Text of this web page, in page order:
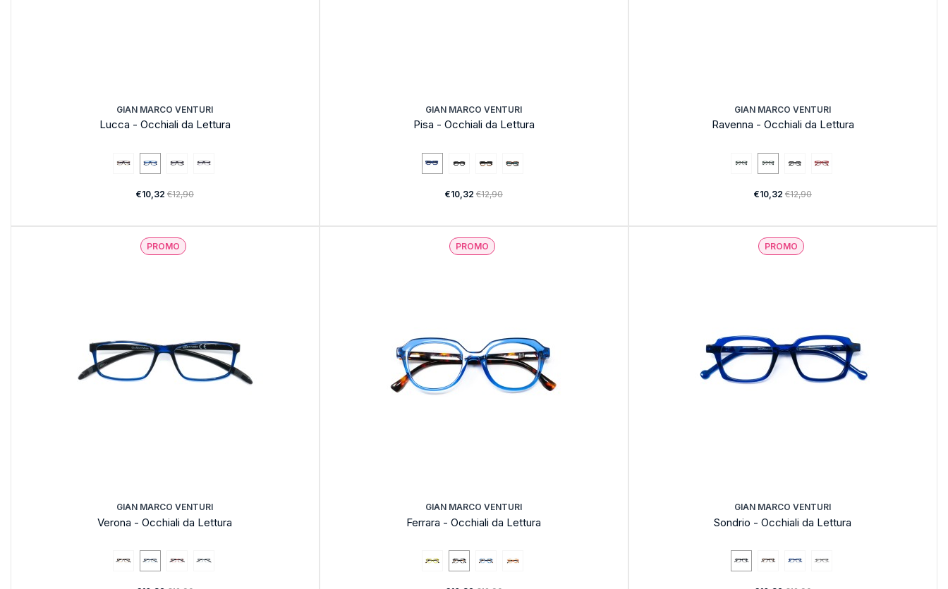
GIAN MARCO VENTURI
Lucca - Occhiali da Lettura
€10,32 €12,90
GIAN MARCO VENTURI
Pisa - Occhiali da Lettura
€10,32 €12,90
GIAN MARCO VENTURI
Ravenna - Occhiali da Lettura
€10,32 €12,90
PROMO
GIAN MARCO VENTURI
Verona - Occhiali da Lettura
PROMO
GIAN MARCO VENTURI
Ferrara - Occhiali da Lettura
PROMO
GIAN MARCO VENTURI
Sondrio - Occhiali da Lettura